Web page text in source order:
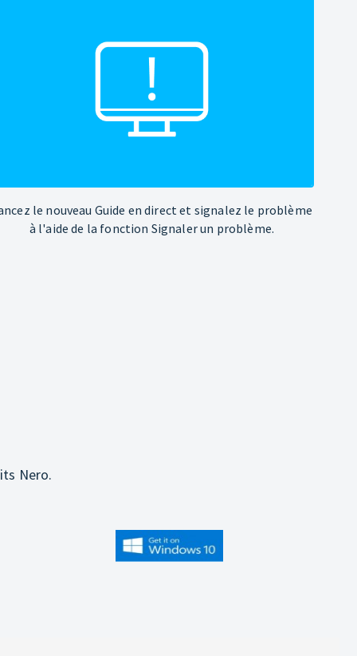
le nouveau Guide en direct et signalez le problème
à l'aide de la fonction Signaler un problème.
Nero.